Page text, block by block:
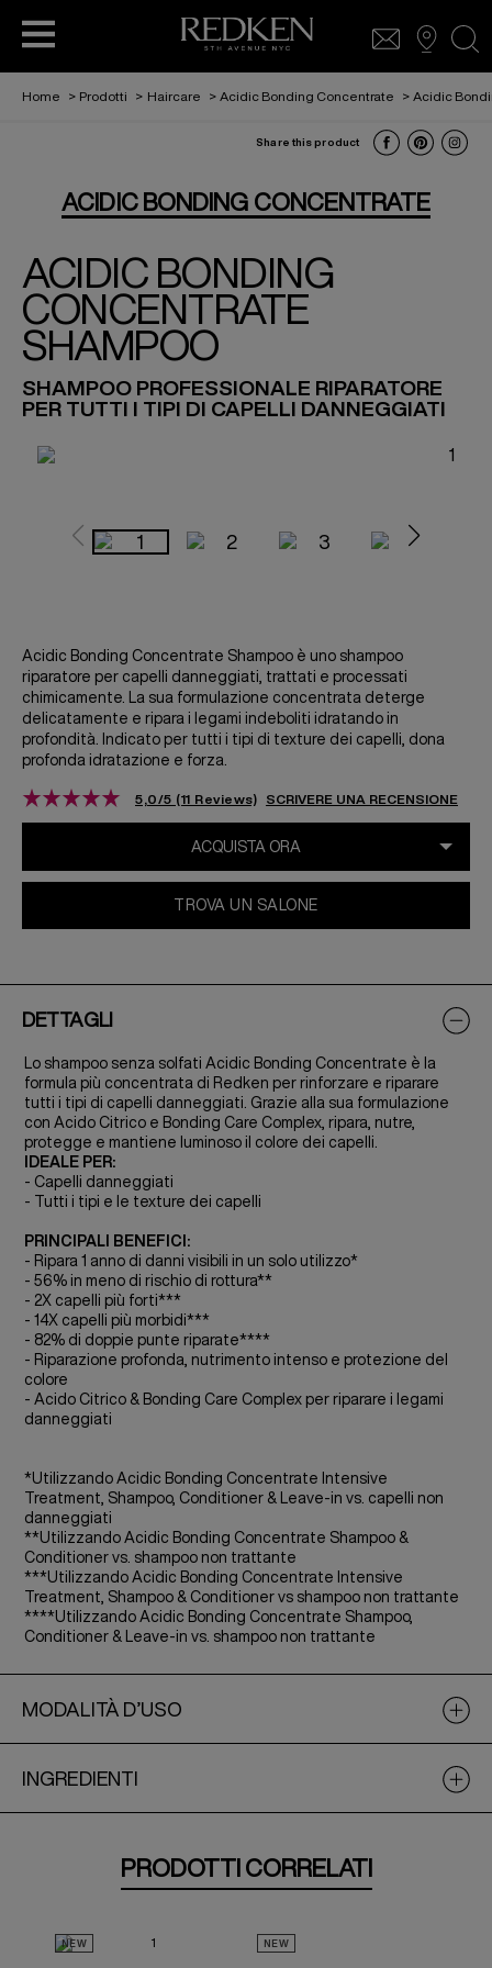
HAIR CARE
STYLING
ACIDIC BONDING CONCENTRATE PER
CAPELLI DANNEGGIATI
ACIDIC BONDING CURLS
ACIDIC COLOR GLOSS
Home > Prodotti > Haircare > Acidic Bonding Concentrate > Acidic
Share this product
ACIDIC BONDING CONCENTRATE
ACIDIC BONDING
CONCENTRATE
SHAMPOO
SHAMPOO PROFESSIONALE RIPARATORE
PER TUTTI I TIPI DI CAPELLI DANNEGGIATI
Acidic Bonding Concentrate Shampoo è uno shampoo
riparatore per capelli danneggiati, trattati e processati
chimicamente. La sua formulazione concentrata deterge
delicatamente e ripara i legami indeboliti idratando in
profondità. Indicato per tutti i tipi di texture dei capelli, dona
profonda idratazione e forza.
5,0/5 (11 Reviews) SCRIVERE UNA RECENSIONE
TROVA UN SALONE
DETTAGLI
Lo shampoo senza solfati Acidic Bonding Concentrate è la
formula più concentrata di Redken per rinforzare e riparare
tutti i tipi di capelli danneggiati. Grazie alla sua formulazione
con Acido Citrico e Bonding Care Complex, ripara, nutre,
protegge e mantiene luminoso il colore dei capelli.
IDEALE PER:
- Capelli danneggiati
- Tutti i tipi e le texture dei capelli
PRINCIPALI BENEFICI:
- Ripara 1 anno di danni visibili in un solo utilizzo*
- 56% in meno di rischio di rottura**
- 2X capelli più forti***
- 14X capelli più morbidi***
- 82% di doppie punte riparate****
- Riparazione profonda, nutrimento intenso e protezione del
colore
- Acido Citrico & Bonding Care Complex per riparare i legami
danneggiati
*Utilizzando Acidic Bonding Concentrate Intensive
Treatment, Shampoo, Conditioner & Leave-in vs. capelli non
danneggiati
**Utilizzando Acidic Bonding Concentrate Shampoo &
Conditioner vs. shampoo non trattante
***Utilizzando Acidic Bonding Concentrate Intensive
Treatment, Shampoo & Conditioner vs shampoo non trattante
****Utilizzando Acidic Bonding Concentrate Shampoo,
Conditioner & Leave-in vs. shampoo non trattante
MODALITÀ D’USO
INGREDIENTI
PRODOTTI CORRELATI
NEW NEW